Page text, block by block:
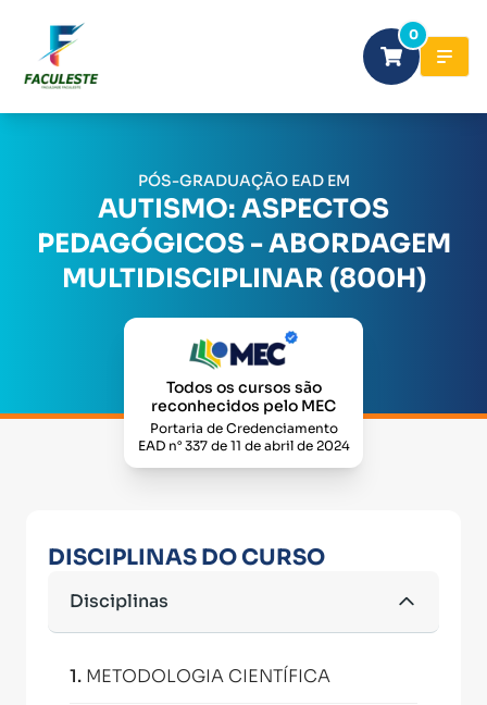
0
PÓS-GRADUAÇÃO EAD EM
AUTISMO: ASPECTOS
PEDAGÓGICOS - ABORDAGEM
MULTIDISCIPLINAR (800H)
Todos os cursos são
reconhecidos pelo MEC
Portaria de Credenciamento
EAD n° 337 de 11 de abril de 2024
DISCIPLINAS DO CURSO
Disciplinas
1. METODOLOGIA CIENTÍFICA